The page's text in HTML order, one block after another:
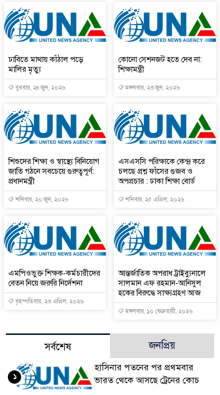
ঢাবিতে মাথায় কাঁঠাল পড়ে
মালির মৃত্যু
বুধবার, ২৪ জুন, ২০২৬
কোনো সেশনজট হতে দেব না:
শিক্ষামন্ত্রী
মঙ্গলবার, ২৩ জুন, ২০২৬
শিশুদের শিক্ষা ও স্বাস্থ্যে বিনিয়োগ
জাতি গঠনে সবচেয়ে গুরুত্বপূর্ণ:
প্রধানমন্ত্রী
শনিবার, ২০ জুন, ২০২৬
এসএসসি পরিক্ষাকে কেন্দ্র করে
চলছে প্রশ্ন ফাঁসের গুজব ও
অপপ্রচার : ঢাকা শিক্ষা বোর্ড
শনিবার, ২৫ এপ্রিল, ২০২৬
এমপিওভুক্ত শিক্ষক-কর্মচারীদের
বেতন নিয়ে জরুরি নির্দেশনা
বৃহস্পতিবার, ২৩ এপ্রিল, ২০২৬
আন্তর্জাতিক অপরাধ ট্রাইব্যুনালে
সালমান এফ রহমান-আনিসুল
হকের বিরুদ্ধে সাক্ষ্যগ্রহণ আজ
মঙ্গলবার, ১০ ফেব্রুয়ারী, ২০২৬
সর্বশেষ জনপ্রিয়
হাসিনার পতনের পর প্রথমবার
ভারত থেকে আসছে ট্রেনের কোচ
১